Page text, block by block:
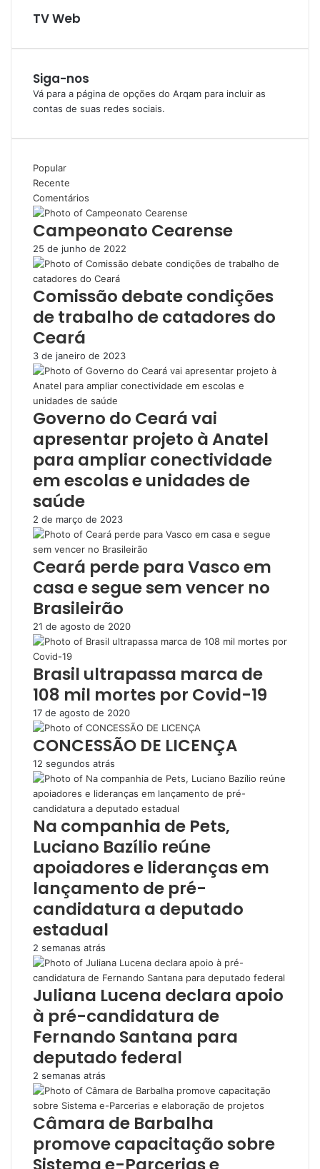
TV Web
Siga-nos
Vá para a página de opções do Arqam para incluir as
contas de suas redes sociais.
Popular
Recente
Comentários
Campeonato Cearense
25 de junho de 2022
Comissão debate condições
de trabalho de catadores do
Ceará
3 de janeiro de 2023
Governo do Ceará vai
apresentar projeto à Anatel
para ampliar conectividade
em escolas e unidades de
saúde
2 de março de 2023
Ceará perde para Vasco em
casa e segue sem vencer no
Brasileirão
21 de agosto de 2020
Brasil ultrapassa marca de
108 mil mortes por Covid-19
17 de agosto de 2020
CONCESSÃO DE LICENÇA
12 segundos atrás
Na companhia de Pets,
Luciano Bazílio reúne
apoiadores e lideranças em
lançamento de pré-
candidatura a deputado
estadual
2 semanas atrás
Juliana Lucena declara apoio
à pré-candidatura de
Fernando Santana para
deputado federal
2 semanas atrás
Câmara de Barbalha
promove capacitação sobre